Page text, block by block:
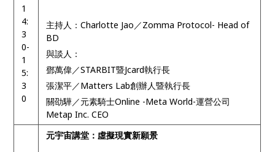
1
4:
3
0-
1
5:
3
0
主持人：Charlotte Jao／Zomma Protocol- Head of
BD
與談人：
鄧萬偉／STARBIT暨Jcard執行長
張潔平／Matters Lab創辦人暨執行長
關劭驊／元素騎士Online -Meta World-運營公司
Metap Inc. CEO
元宇宙講堂：虛擬現實新願景